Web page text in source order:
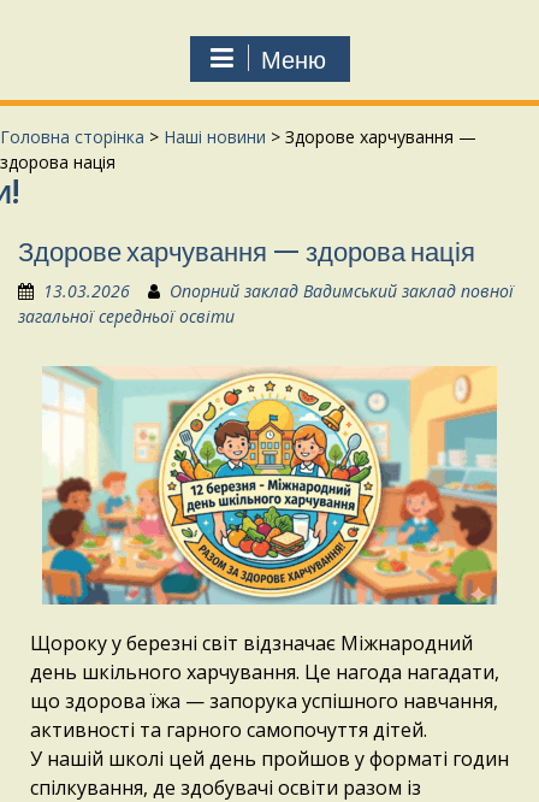
Меню
Головна сторінка > Наші новини > Здорове харчування —
здорова нація
Здорове харчування — здорова нація
13.03.2026
Опорний заклад Вадимський заклад повної
загальної середньої освіти
Щороку у березні світ відзначає Міжнародний
день шкільного харчування. Це нагода нагадати,
що здорова їжа — запорука успішного навчання,
активності та гарного самопочуття дітей.
У нашій школі цей день пройшов у форматі годин
спілкування, де здобувачі освіти разом із